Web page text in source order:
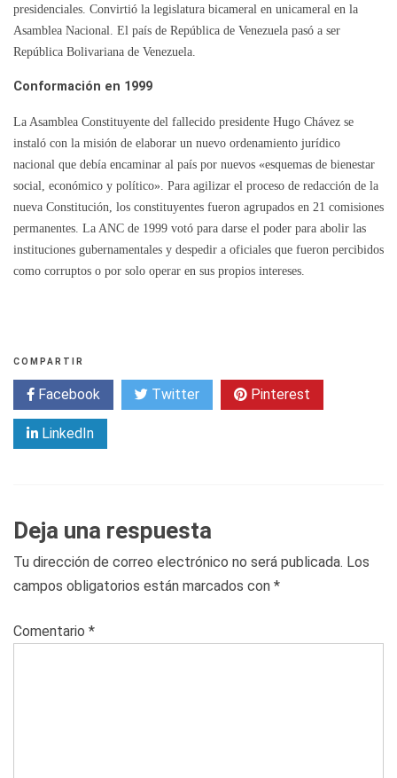
presidenciales. Convirtió la legislatura bicameral en unicameral en la
Asamblea Nacional. El país de República de Venezuela pasó a ser
República Bolivariana de Venezuela.
Conformación en 1999
La Asamblea Constituyente del fallecido presidente Hugo Chávez se
instaló con la misión de elaborar un nuevo ordenamiento jurídico
nacional que debía encaminar al país por nuevos «esquemas de bienestar
social, económico y político». Para agilizar el proceso de redacción de la
nueva Constitución, los constituyentes fueron agrupados en 21 comisiones
permanentes. La ANC de 1999 votó para darse el poder para abolir las
instituciones gubernamentales y despedir a oficiales que fueron percibidos
como corruptos o por solo operar en sus propios intereses.
COMPARTIR
Facebook Twitter Pinterest
LinkedIn
Deja una respuesta
Tu dirección de correo electrónico no será publicada. Los
campos obligatorios están marcados con *
Comentario *